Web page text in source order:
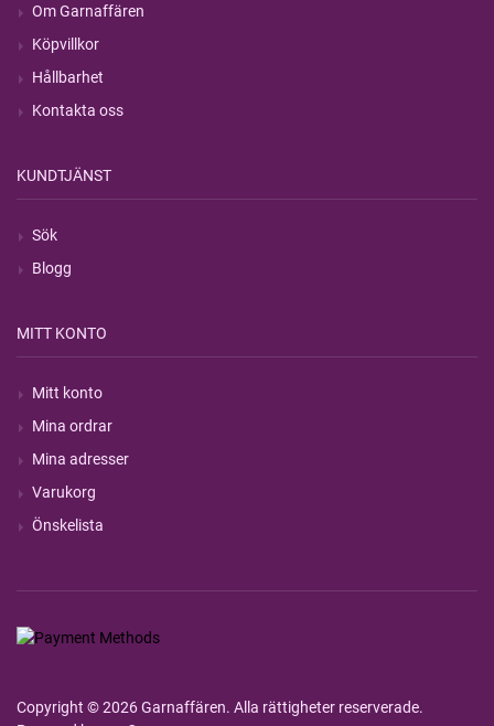
Om Garnaffären
Köpvillkor
Hållbarhet
Kontakta oss
KUNDTJÄNST
Sök
Blogg
MITT KONTO
Mitt konto
Mina ordrar
Mina adresser
Varukorg
Önskelista
Copyright © 2026 Garnaffären. Alla rättigheter reserverade.